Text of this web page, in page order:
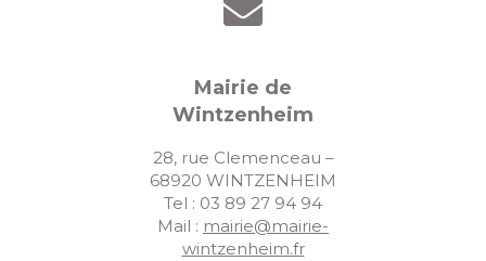
Mairie de
Wintzenheim
28, rue Clemenceau –
68920 WINTZENHEIM
Tel : 03 89 27 94 94
Mail : mairie@mairie-
wintzenheim.fr